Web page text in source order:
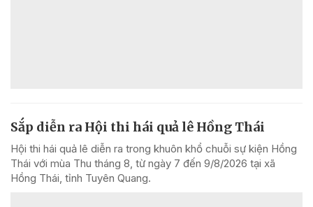
Sắp diễn ra Hội thi hái quả lê Hồng Thái
Hội thi hái quả lê diễn ra trong khuôn khổ chuỗi sự kiện Hồng
Thái với mùa Thu tháng 8, từ ngày 7 đến 9/8/2026 tại xã
Hồng Thái, tỉnh Tuyên Quang.